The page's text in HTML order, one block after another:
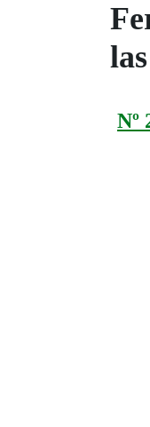
Nº